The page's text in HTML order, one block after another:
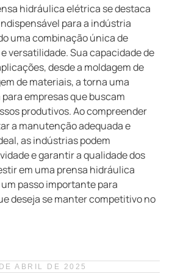
hidráulica elétrica se destaca
para a indústria
uma combinação única de
versatilidade. Sua capacidade de
desde a moldagem de
de materiais, a torna uma
empresas que buscam
produtivos. Ao compreender
a manutenção adequada e
as indústrias podem
e garantir a qualidade dos
em uma prensa hidráulica
passo importante para
deseja se manter competitivo no
ABRIL DE 2025